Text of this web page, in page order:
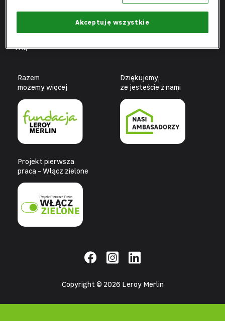
Fachowcy
FAQ
Ochrona danych osobowych
Razem
możemy więcej
Dziękujemy,
że jesteście z nami
Projekt pierwsza
praca - Włącz zielone
Copyright © 2026 Leroy Merlin
Akceptuję wszystkie